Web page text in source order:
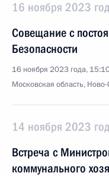
16 ноября 2023
Совещание с
Безопасности
16 ноября 2023 года,
Московская область,
14 ноября 2023
Встреча с
коммунального